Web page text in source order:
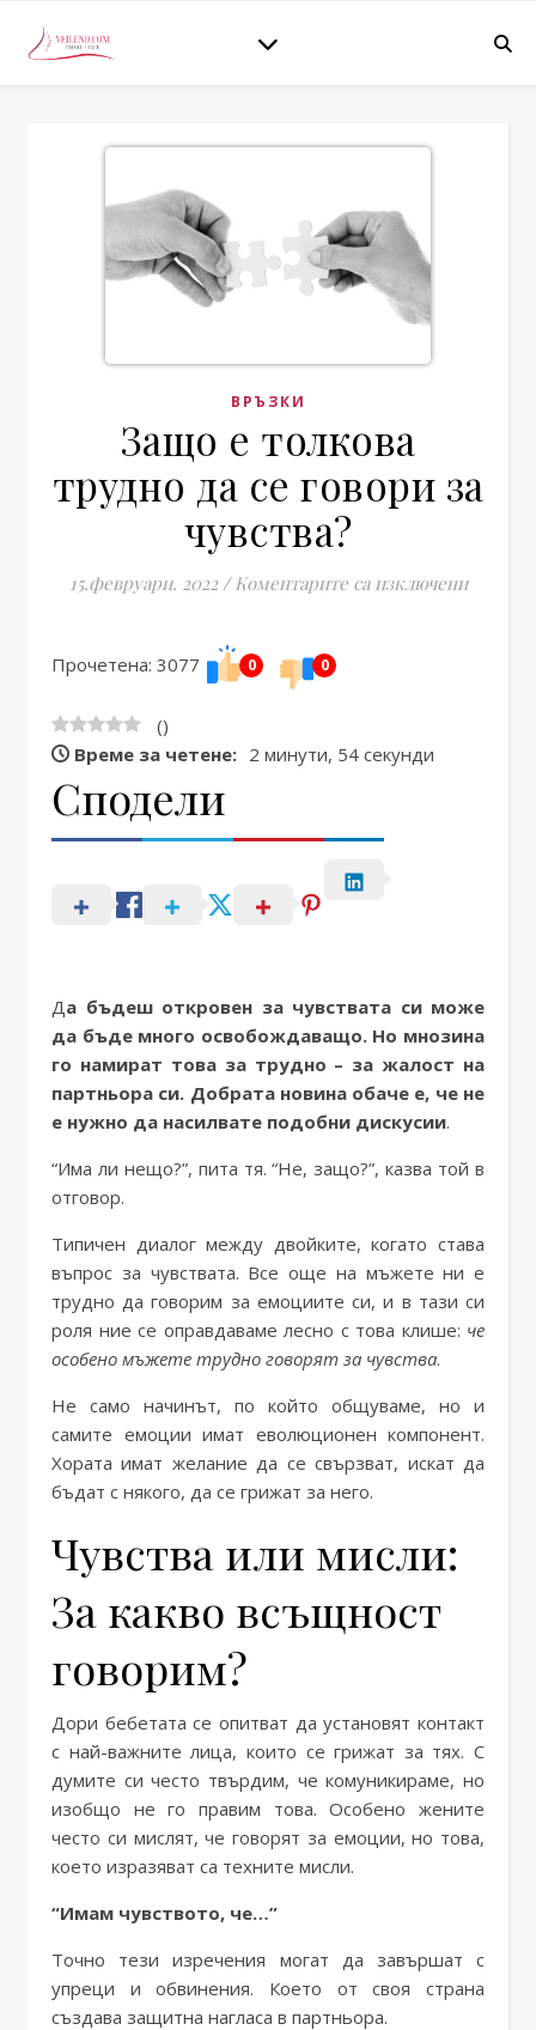
ВРЪЗКИ
Защо е толкова
трудно да се говори за
чувства?
15.февруари. 2022 / Коментарите са изключениза Защо
Прочетена: 3077 0 0
()
Време за четене: 2 минути, 54 секунди
Сподели
Да бъдеш откровен за чувствата си може
да бъде много освобождаващо. Но мнозина
го намират това за трудно – за жалост на
партньора си. Добрата новина обаче е, че не
е нужно да насилвате подобни дискусии.
“Има ли нещо?”, пита тя. “Не, защо?”, казва той в
отговор.
Типичен диалог между двойките, когато става
въпрос за чувствата. Все още на мъжете ни е
трудно да говорим за емоциите си, и в тази си
роля ние се оправдаваме лесно с това клише: че
особено мъжете трудно говорят за чувства.
Не само начинът, по който общуваме, но и
самите емоции имат еволюционен компонент.
Хората имат желание да се свързват, искат да
бъдат с някого, да се грижат за него.
Чувства или мисли:
За какво всъщност
говорим?
Дори бебетата се опитват да установят контакт
с най-важните лица, които се грижат за тях. С
думите си често твърдим, че комуникираме, но
изобщо не го правим това. Особено жените
често си мислят, че говорят за емоции, но това,
което изразяват са техните мисли.
“Имам чувството, че…”
Точно тези изречения могат да завършат с
упреци и обвинения. Което от своя страна
създава защитна нагласа в партньора.